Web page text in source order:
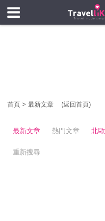
首頁 > 最新文章 (返回首頁)
最新文章 熱門文章 北歐
重新搜尋